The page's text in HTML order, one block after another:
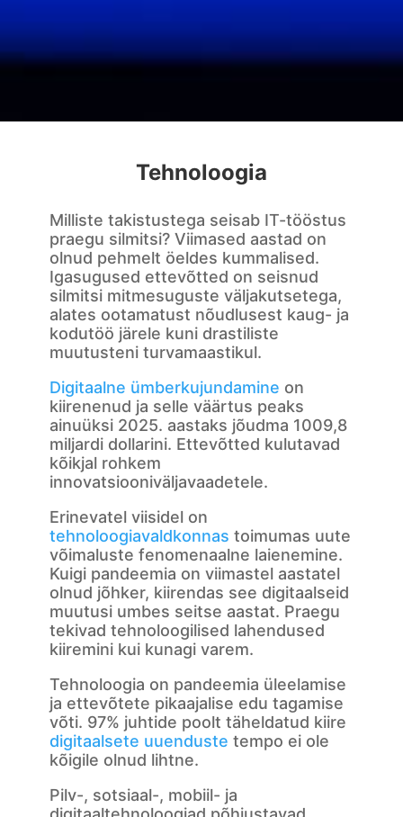
Tehnoloogia
Milliste takistustega seisab IT-tööstus
praegu silmitsi? Viimased aastad on
olnud pehmelt öeldes kummalised.
Igasugused ettevõtted on seisnud
silmitsi mitmesuguste väljakutsetega,
alates ootamatust nõudlusest kaug- ja
kodutöö järele kuni drastiliste
muutusteni turvamaastikul.
Digitaalne ümberkujundamine on
kiirenenud ja selle väärtus peaks
ainuüksi 2025. aastaks jõudma 1009,8
miljardi dollarini. Ettevõtted kulutavad
kõikjal rohkem
innovatsiooniväljavaadetele.
Erinevatel viisidel on
tehnoloogiavaldkonnas toimumas uute
võimaluste fenomenaalne laienemine.
Kuigi pandeemia on viimastel aastatel
olnud jõhker, kiirendas see digitaalseid
muutusi umbes seitse aastat. Praegu
tekivad tehnoloogilised lahendused
kiiremini kui kunagi varem.
Tehnoloogia on pandeemia üleelamise
ja ettevõtete pikaajalise edu tagamise
võti. 97% juhtide poolt täheldatud kiire
digitaalsete uuenduste tempo ei ole
kõigile olnud lihtne.
Pilv-, sotsiaal-, mobiil- ja